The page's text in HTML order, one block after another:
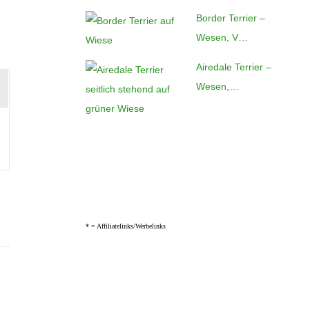
Border Terrier –
Wesen, V…
Airedale Terrier –
Wesen,…
* = Affiliatelinks/Werbelinks